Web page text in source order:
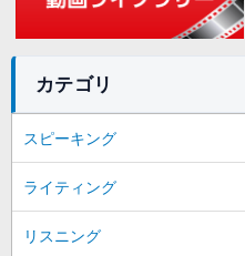
カテゴリ
スピーキング
ライティング
リスニング